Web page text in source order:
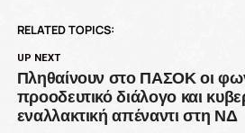
RELATED TOPICS:
UP NEXT
Πληθαίνουν στο ΠΑΣΟΚ οι
προοδευτικό διάλογο και
εναλλακτική απέναντι στη ΝΔ